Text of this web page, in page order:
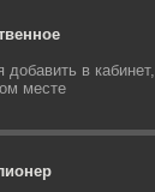
добавить в кабинет,
месте